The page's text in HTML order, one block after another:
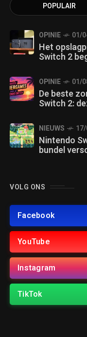
POPULAIR
OPINIE 01/
Het
Switch 2
OPINIE 01/
De beste
Switch 2:
NIEUWS
Nintendo
bundel
VOLG ONS
Facebook
YouTube
Instagram
TikTok